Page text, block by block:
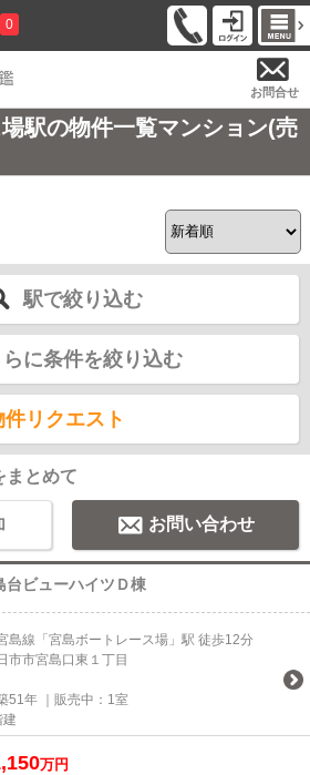
0
お問合せ
駅の物件一覧マンション(売
駅で絞り込む
らに条件を絞り込む
件リクエスト
まとめて
お問い合わせ
台ビューハイツＤ棟
島線「宮島ボートレース場」駅 徒歩12分
市市宮島口東１丁目
51年 ｜販売中： 1室
建
万円